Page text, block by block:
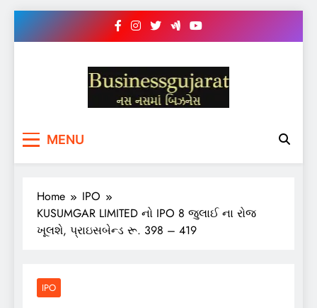
BUSINESS GUJARAT
MENU
Home
IPO
KUSUMGAR LIMITED નો IPO 8 જુલાઈ ના રોજ
ખૂલશે, પ્રાઇસબેન્ડ રૂ. 398 – 419
IPO